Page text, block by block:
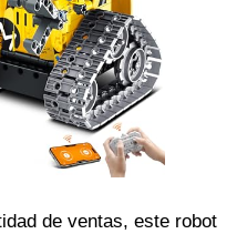
de ventas, este robot